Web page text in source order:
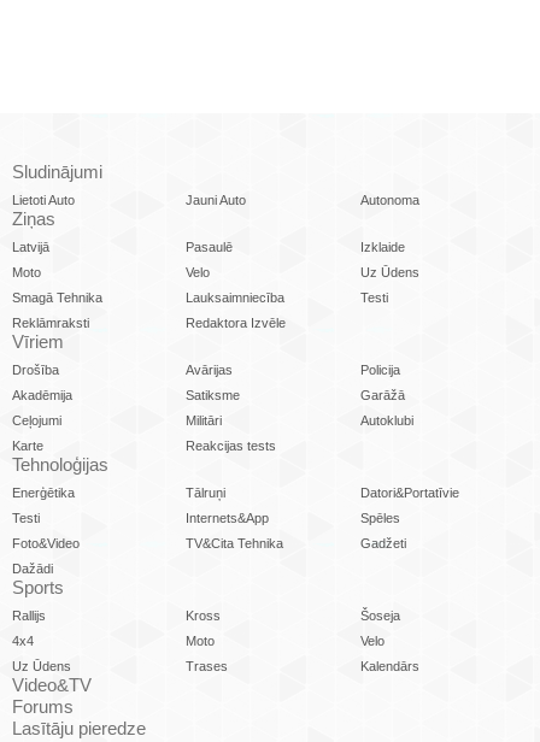
Sludinājumi
Lietoti Auto Jauni Auto Autonoma
Ziņas
Latvijā Pasaulē
Izklaide
Moto
Velo
Uz Ūdens
Smagā Tehnika
Lauksaimniecība
Testi
Reklāmraksti
Redaktora Izvēle
Vīriem
Drošība Avārijas
Policija
Akadēmija
Satiksme
Garāžā
Ceļojumi
Militāri
Autoklubi
Karte
Reakcijas tests
Tehnoloģijas
Enerģētika Tālruņi
Datori&Portatīvie
Testi
Internets&App
Spēles
Foto&Video
TV&Cita Tehnika
Gadžeti
Dažādi
Sports
Rallijs Kross
Šoseja
4x4
Moto
Velo
Uz Ūdens
Trases Kalendārs
Video&TV
Forums
Lasītāju pieredze